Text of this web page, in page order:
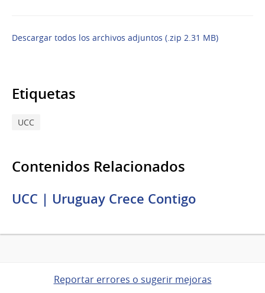
Descargar todos los archivos adjuntos (.zip 2.31 MB)
Etiquetas
UCC
Contenidos Relacionados
UCC | Uruguay Crece Contigo
Reportar errores o sugerir mejoras